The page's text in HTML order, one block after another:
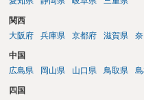
関西
大阪府
兵庫県 京都府 滋賀県
中国
広島県
岡山県 山口県 鳥取県
四国